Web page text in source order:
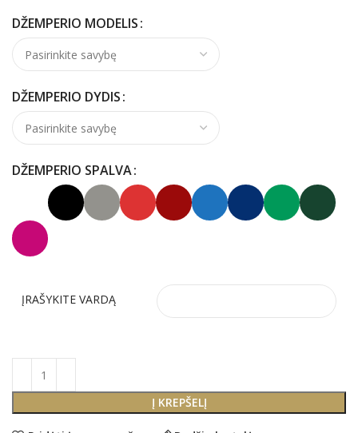
DŽEMPERIO MODELIS
DŽEMPERIO DYDIS
DŽEMPERIO SPALVA
ĮRAŠYKITE VARDĄ
Į KREPŠELĮ